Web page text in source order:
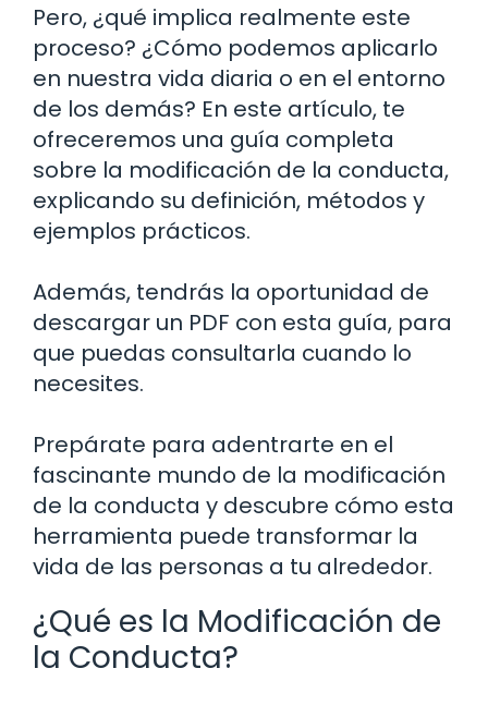
Pero, ¿qué implica realmente este
proceso? ¿Cómo podemos aplicarlo
en nuestra vida diaria o en el entorno
de los demás? En este artículo, te
ofreceremos una guía completa
sobre la modificación de la conducta,
explicando su definición, métodos y
ejemplos prácticos.
Además, tendrás la oportunidad de
descargar un PDF con esta guía, para
que puedas consultarla cuando lo
necesites.
Prepárate para adentrarte en el
fascinante mundo de la modificación
de la conducta y descubre cómo esta
herramienta puede transformar la
vida de las personas a tu alrededor.
¿Qué es la Modificación de
la Conducta?